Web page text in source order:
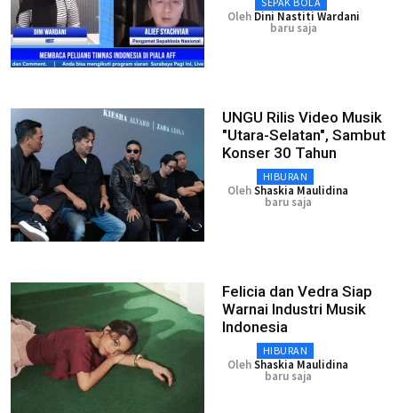
Oleh Dini Nastiti Wardani
baru saja
UNGU Rilis Video Musik
"Utara-Selatan", Sambut
Konser 30 Tahun
HIBURAN
OlehShaskia Maulidina
baru saja
Felicia dan Vedra Siap
Warnai Industri Musik
Indonesia
HIBURAN
OlehShaskia Maulidina
baru saja